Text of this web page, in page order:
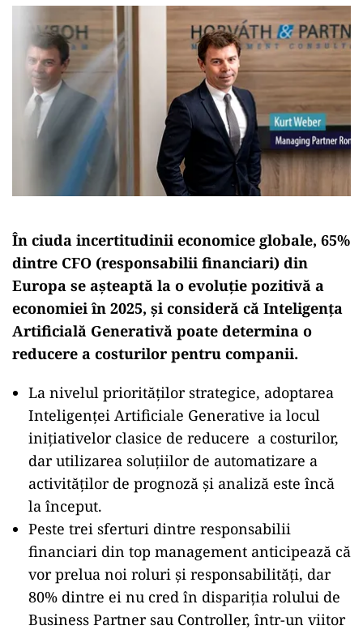
În ciuda incertitudinii economice globale, 65%
dintre CFO (responsabilii financiari) din
Europa se așteaptă la o evoluție pozitivă a
economiei în 2025, și consideră că Inteligența
Artificială Generativă poate determina o
reducere a costurilor pentru companii.
La nivelul priorităților strategice, adoptarea
Inteligenței Artificiale Generative ia locul
inițiativelor clasice de reducere a costurilor,
dar utilizarea soluțiilor de automatizare a
activităților de prognoză și analiză este încă
la început.
Peste trei sferturi dintre responsabilii
financiari din top management anticipează că
vor prelua noi roluri și responsabilități, dar
80% dintre ei nu cred în dispariția rolului de
Business Partner sau Controller, într-un viitor